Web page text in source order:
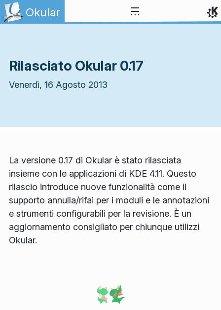
Passa al contenuto
Okular
Rilasciato Okular 0.17
Venerdì, 16 Agosto 2013
La versione 0.17 di Okular è stato rilasciata
insieme con le applicazioni di KDE 4.11. Questo
rilascio introduce nuove funzionalità come il
supporto annulla/rifai per i moduli e le annotazioni
e strumenti configurabili per la revisione. È un
aggiornamento consigliato per chiunque utilizzi
Okular.